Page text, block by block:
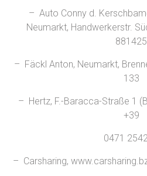
– Auto Conny d.
Neumarkt, Handwerkerstr.
881425
– Fäckl Anton, Neumarkt,
133
– Hertz, F.-Baracca-Straße 1
+39
0471
– Carsharing,